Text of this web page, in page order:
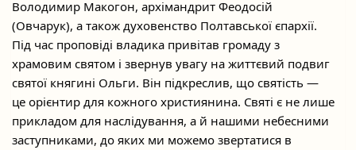
Володимир Макогон, архімандрит Феодосій
(Овчарук), а також духовенство Полтавської єпархії.
Під час проповіді владика привітав громаду з
храмовим святом і звернув увагу на життєвий подвиг
святої княгині Ольги. Він підкреслив, що святість —
це орієнтир для кожного християнина. Святі є не лише
прикладом для наслідування, а й нашими небесними
заступниками, до яких ми можемо звертатися в